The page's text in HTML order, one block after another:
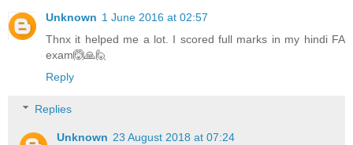
Unknown 1 June 2016 at 02:57
Thnx it helped me a lot. I scored full marks in my hindi FA
exam🙆🙏🙋
Reply
Replies
Unknown 23 August 2018 at 07:24